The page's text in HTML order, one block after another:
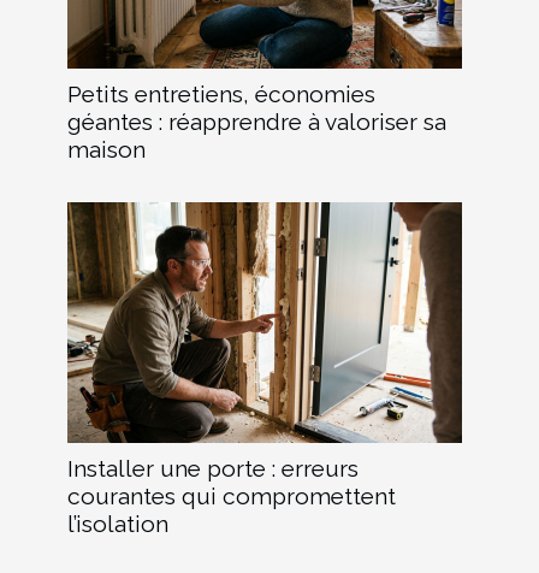
Petits entretiens, économies
géantes : réapprendre à valoriser sa
maison
Installer une porte : erreurs
courantes qui compromettent
l’isolation